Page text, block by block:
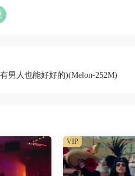
男人也能好好的)(Melon-252M)
VIP